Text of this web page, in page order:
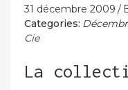
31 décembre 2009
Categories:
Cie
La